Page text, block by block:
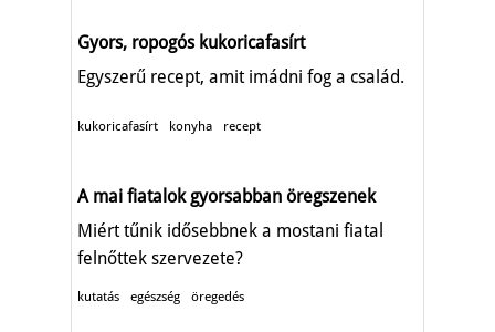
Gyors, ropogós kukoricafasírt
Egyszerű recept, amit imádni fog a család.
kukoricafasírt konyha recept
A mai fiatalok gyorsabban öregszenek
Miért tűnik idősebbnek a mostani fiatal
felnőttek szervezete?
kutatás egészség öregedés